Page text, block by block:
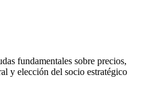
fundamentales sobre precios,
y elección del socio estratégico